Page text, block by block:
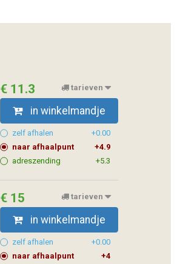
€ 11.3 tarieven
in winkelmandje
zelf afhalen
+0.00
naar afhaalpunt
+4.9
adreszending
+5.3
€ 15 tarieven
in winkelmandje
zelf afhalen
+0.00
naar afhaalpunt
+4